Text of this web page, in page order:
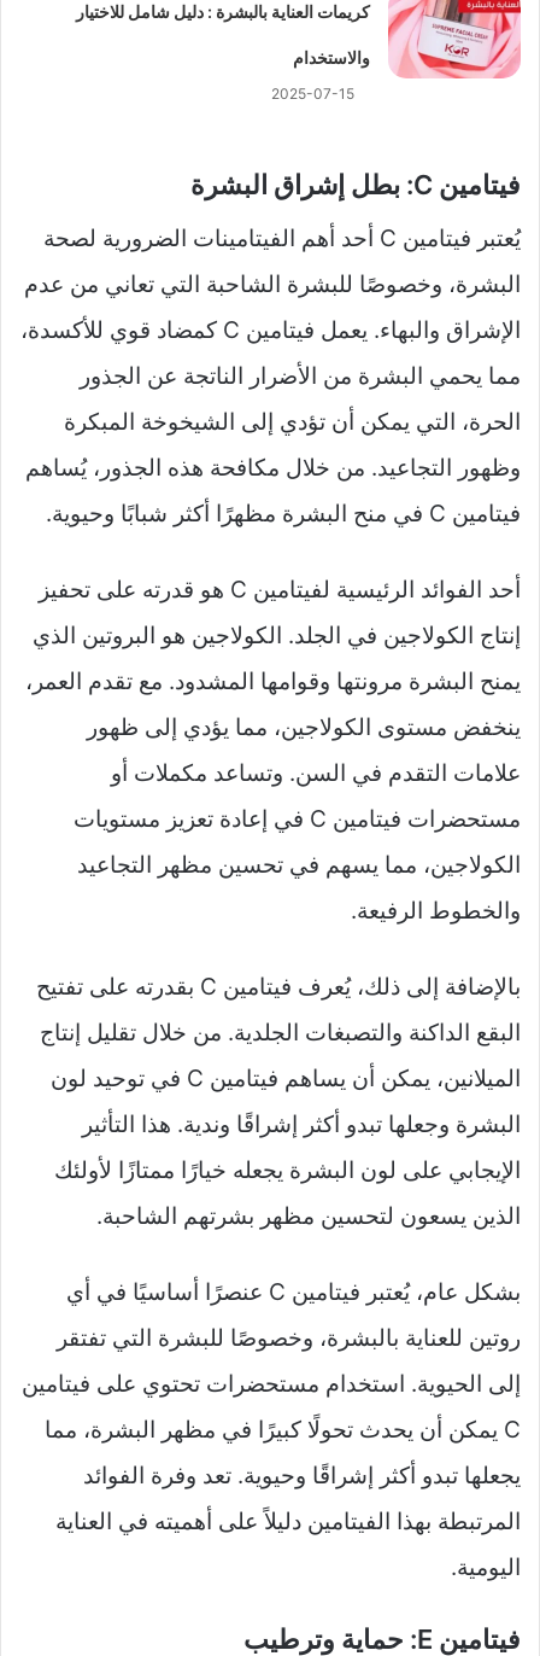
كريمات العناية بالبشرة : دليل شامل للاختيار
والاستخدام
2025-07-15
فيتامين C: بطل إشراق البشرة
يُعتبر فيتامين C أحد أهم الفيتامينات الضرورية لصحة
البشرة، وخصوصًا للبشرة الشاحبة التي تعاني من عدم
الإشراق والبهاء. يعمل فيتامين C كمضاد قوي للأكسدة،
مما يحمي البشرة من الأضرار الناتجة عن الجذور
الحرة، التي يمكن أن تؤدي إلى الشيخوخة المبكرة
وظهور التجاعيد. من خلال مكافحة هذه الجذور، يُساهم
فيتامين C في منح البشرة مظهرًا أكثر شبابًا وحيوية.
أحد الفوائد الرئيسية لفيتامين C هو قدرته على تحفيز
إنتاج الكولاجين في الجلد. الكولاجين هو البروتين الذي
يمنح البشرة مرونتها وقوامها المشدود. مع تقدم العمر،
ينخفض مستوى الكولاجين، مما يؤدي إلى ظهور
علامات التقدم في السن. وتساعد مكملات أو
مستحضرات فيتامين C في إعادة تعزيز مستويات
الكولاجين، مما يسهم في تحسين مظهر التجاعيد
والخطوط الرفيعة.
بالإضافة إلى ذلك، يُعرف فيتامين C بقدرته على تفتيح
البقع الداكنة والتصبغات الجلدية. من خلال تقليل إنتاج
الميلانين، يمكن أن يساهم فيتامين C في توحيد لون
البشرة وجعلها تبدو أكثر إشراقًا وندية. هذا التأثير
الإيجابي على لون البشرة يجعله خيارًا ممتازًا لأولئك
الذين يسعون لتحسين مظهر بشرتهم الشاحبة.
بشكل عام، يُعتبر فيتامين C عنصرًا أساسيًا في أي
روتين للعناية بالبشرة، وخصوصًا للبشرة التي تفتقر
إلى الحيوية. استخدام مستحضرات تحتوي على فيتامين
C يمكن أن يحدث تحولًا كبيرًا في مظهر البشرة، مما
يجعلها تبدو أكثر إشراقًا وحيوية. تعد وفرة الفوائد
المرتبطة بهذا الفيتامين دليلاً على أهميته في العناية
اليومية.
فيتامين E: حماية وترطيب